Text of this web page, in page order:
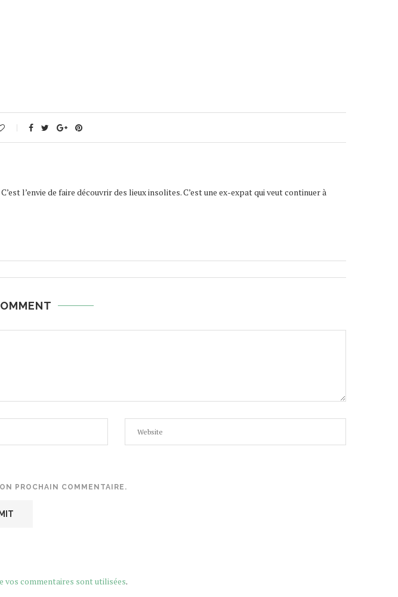
l’envie de faire découvrir des lieux insolites. C’est une ex-expat qui veut continuer à
PROCHAIN COMMENTAIRE.
vos commentaires sont utilisées.